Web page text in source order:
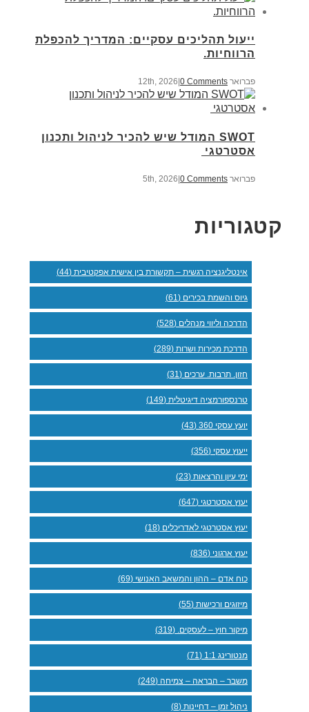
ייעול תהליכים עסקיים: המדריך להכפלת
הרווחיות.
פברואר 12th, 2026 0 Comments
SWOT המודל שיש להכיר לניהול ותכנון
אסטרטגי
פברואר 5th, 2026 0 Comments
קטגוריות
אינטליגנציה רגשית – תקשורת בין אישית אפקטיבית (44)
גיוס והשמת בכירים (61)
הדרכה וליווי מנהלים (528)
הדרכת מכירות ושרות (289)
חזון. תרבות. ערכים (31)
טרנספורמציה דיגיטלית (149)
יועץ עסקי 360 (43)
ייעוץ עסקי (356)
ימי עיון והרצאות (23)
יעוץ אסטרטגי (647)
יעוץ אסטרטגי לאדריכלים (18)
יעוץ ארגוני (836)
כוח אדם – ההון והמשאב האנושי (69)
מיזוגים ורכישות (55)
מיקור חוץ – לעסקים. (319)
מנטורינג 1:1 (71)
משבר – הבראה – צמיחה (249)
ניהול זמן – דחיינות (8)